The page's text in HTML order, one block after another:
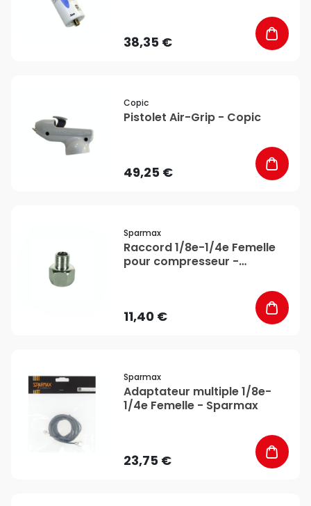
38,35 €
Copic
Pistolet Air-Grip - Copic
49,25 €
Sparmax
Raccord 1/8e-1/4e Femelle
pour compresseur -
11,40 €
Sparmax
Adaptateur multiple 1/8e-
1/4e Femelle - Sparmax
23,75 €